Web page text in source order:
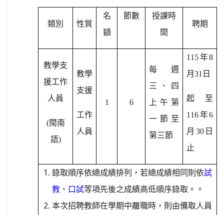
類別 性質
名
額
節數
授課時
間
聘期
教學支
援工作
人員
(閩南
語)
教學
支援
工作
人員
1 6
每週
三、四
上午第
一節至
第三節
115年8
月 31 日
起至
116年6
月 30日
止
錄取順序依總成績排列，若總成績相同則依試
教、口試等項先後之成績高低順序錄取。。
本次招聘教師在學期中離職時，則由備取人員